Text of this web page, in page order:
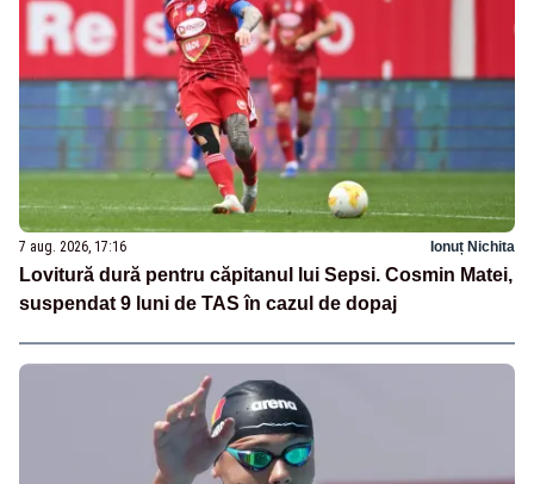
7 aug. 2026, 17:16 Ionuț Nichita
Lovitură dură pentru căpitanul lui Sepsi. Cosmin Matei,
suspendat 9 luni de TAS în cazul de dopaj